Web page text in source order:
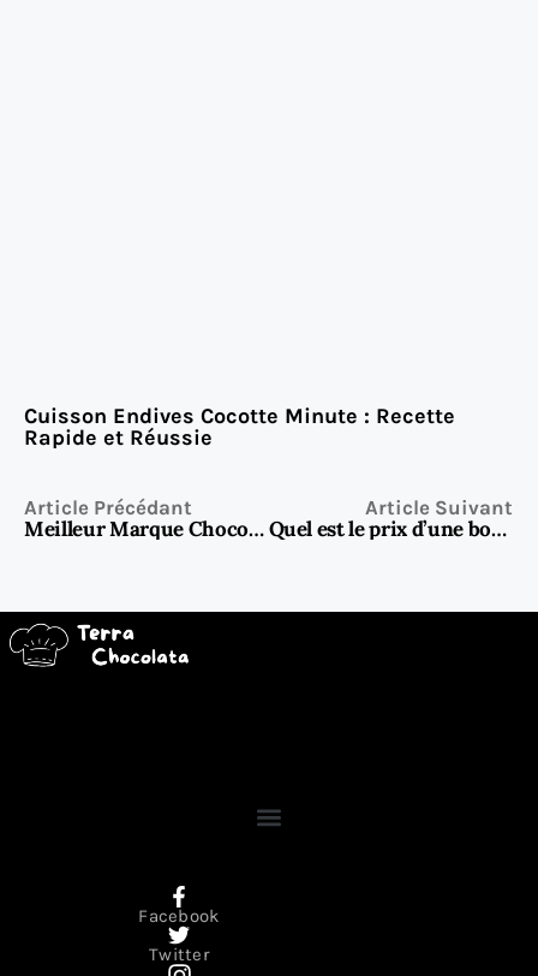
Cuisson Endives Cocotte Minute : Recette
Rapide et Réussie
Article Précédant
Meilleur Marque Chocolat Français : Top 10 et avis 2026
Article Suivant
Quel est le prix d’une bouteille de prosecco ?
Facebook
Twitter